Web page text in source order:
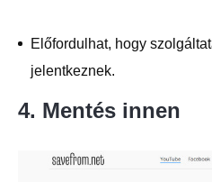
Előfordulhat, hogy
jelentkeznek.
4. Mentés innen